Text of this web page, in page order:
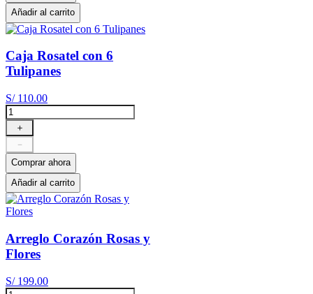
Añadir al carrito
Caja Rosatel con 6
Tulipanes
S/ 110.00
＋
－
Comprar ahora
Añadir al carrito
Arreglo Corazón Rosas y
Flores
S/ 199.00